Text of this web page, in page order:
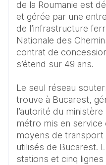
de la Roumanie est
et gérée par une
de l’infrastructure
Nationale des
contrat de
s’étend sur 49 ans.
Le seul réseau
trouve à Bucarest,
l’autorité du
métro mis en service
moyens de transport
utilisés de Bucarest.
stations et cinq